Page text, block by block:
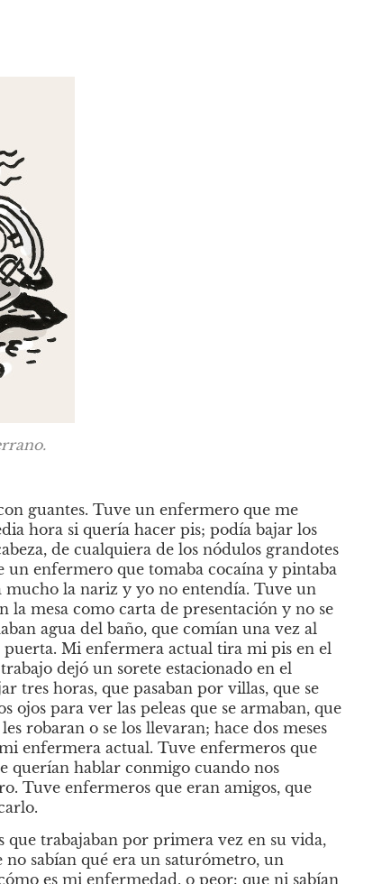
guantes. Tuve un enfermero que me
hora si quería hacer pis; podía bajar los
de cualquiera de los nódulos grandotes
un enfermero que tomaba cocaína y pintaba
mucho la nariz y yo no entendía. Tuve un
mesa como carta de presentación y no se
agua del baño, que comían una vez al
Mi enfermera actual tira mi pis en el
dejó un sorete estacionado en el
tres horas, que pasaban por villas, que se
ojos para ver las peleas que se armaban, que
robaran o se los llevaran; hace dos meses
enfermera actual. Tuve enfermeros que
querían hablar conmigo cuando nos
Tuve enfermeros que eran amigos, que
trabajaban por primera vez en su vida,
sabían qué era un saturómetro, un
es mi enfermedad, o peor: que ni sabían